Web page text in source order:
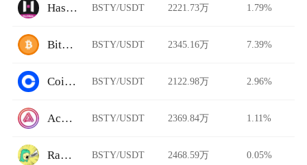
HashKey Global BSTY/USDT 2221.73万 1.79%
BitFlip BSTY/USDT 2345.16万 7.39%
Coinbase Pro BSTY/USDT 2122.98万 2.96%
Acala Swap BSTY/USDT 2369.84万 1.11%
Rawr Trade BSTY/USDT 2468.59万 0.05%